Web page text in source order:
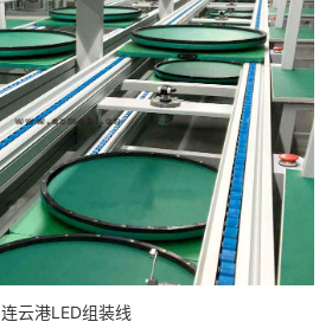
连云港LED组装线